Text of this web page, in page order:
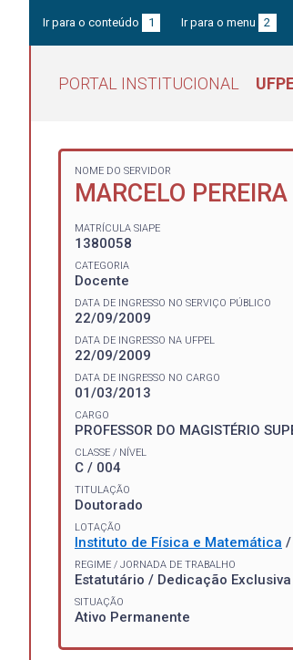
Ir para o conteúdo 1 Ir para o menu 2
PORTAL INSTITUCIONAL
NOME DO SERVIDOR
MARCELO
MATRÍCULA SIAPE
1380058
CATEGORIA
Docente
DATA DE INGRESSO NO SERVIÇO PÚBLICO
22/09/2009
DATA DE INGRESSO NA UFPEL
22/09/2009
DATA DE INGRESSO NO CARGO
01/03/2013
CARGO
PROFESSOR DO MAGISTÉRIO
CLASSE / NÍVEL
C / 004
TITULAÇÃO
Doutorado
LOTAÇÃO
Instituto de Física e Matemática /
REGIME / JORNADA DE TRABALHO
Estatutário / Dedicação Exclusiva
SITUAÇÃO
Ativo Permanente